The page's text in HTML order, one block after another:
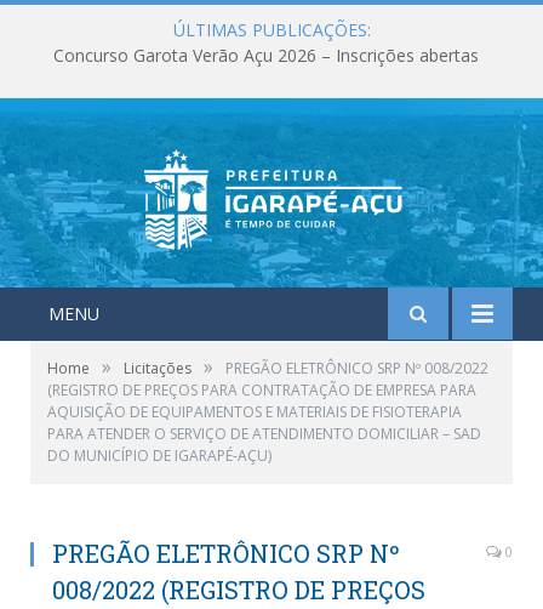
ÚLTIMAS PUBLICAÇÕES:
Concurso Garota Verão Açu 2026 – Inscrições abertas
MENU
Home » Licitações »
PREGÃO ELETRÔNICO SRP Nº 008/2022
(REGISTRO DE PREÇOS PARA CONTRATAÇÃO DE EMPRESA PARA
AQUISIÇÃO DE EQUIPAMENTOS E MATERIAIS DE FISIOTERAPIA
PARA ATENDER O SERVIÇO DE ATENDIMENTO DOMICILIAR – SAD
DO MUNICÍPIO DE IGARAPÉ-AÇU)
PREGÃO ELETRÔNICO SRP Nº
008/2022 (REGISTRO DE PREÇOS
0